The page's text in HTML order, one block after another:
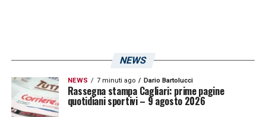
LA PLAYLIST DELLE NOSTRE TOP NEWS
NEWS
NEWS 7 minuti ago Dario Bartolucci
Rassegna stampa Cagliari: prime pagine
quotidiani sportivi – 9 agosto 2026